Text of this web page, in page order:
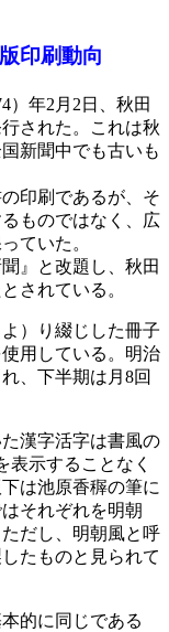
印刷動向
）年2月2日、秋田
された。これは秋
新聞中でも古いも
印刷であるが、そ
ものではなく、広
ていた。
』と改題し、秋田
されている。
）り綴じした冊子
用している。明治
、下半期は月8回
漢字活字は書風の
表示することなく
は池原香稺の筆に
それぞれを明朝
だし、明朝風と呼
たものと見られて
的に同じである